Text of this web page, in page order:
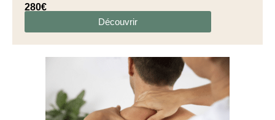
280€
Découvrir